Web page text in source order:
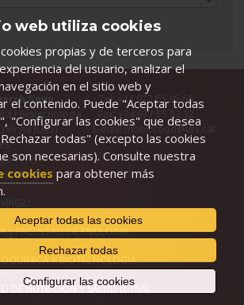
GoupTel: +34 977 55 95 66
i Biotecnologia Fax: +34 977 55 82 32
Virgili (URV) E-mail: mobiofood@urv.cat
1
yFACULTAD DE ENOLOGIA
Y BIOTECNOLOGÍA
DE NUTRICIÓN Y SALUD (CTNS)
web utiliza cookies
propias y de terceros para
del usuario, analizar el
en el sitio web y
el contenido. Puede "Aceptar todas
"Configurar las cookies" que desea
todas" (excepto las cookies
son necesarias). Consulte nuestra
cookies para obtener más
Aceptar todas las cookies
Rechazar todas
Configurar las cookies